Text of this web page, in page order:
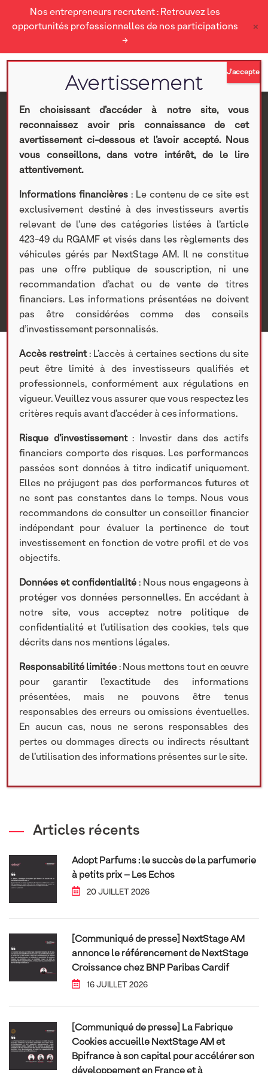
Nos entrepreneurs recrutent : Retrouvez les
opportunités professionnelles de nos participations
→
×
O2i : Retour de la
croissance sur toutes
les activités au Q4 2020
Nextstage AM> Actualités Nextstage AM >Nos
participations
> Investissements cotés>
> O2i :
Retour de la croissance sur toutes les activités au Q4
2020
17 FÉVRIER 2021
Prologue
TÉLÉCHARGER LE DOCUMENT
Partager cet article
Rechercher
Search
Catégories
Communiqué de presse
Recrutement
Nos participations
Articles récents
Adopt Parfums : le succès de la parfumerie
à petits prix – Les Echos
20 JUILLET 2026
[Communiqué de presse] NextStage AM
annonce le référencement de NextStage
Croissance chez BNP Paribas Cardif
16 JUILLET 2026
[Communiqué de presse] La Fabrique
Cookies accueille NextStage AM et
Bpifrance à son capital pour accélérer son
développement en France et à
En choisissant d’accéder à notre site, vous
reconnaissez avoir pris connaissance de cet
avertissement ci-dessous et l’avoir accepté. Nous
vous conseillons, dans votre intérêt, de le lire
attentivement.
Informations financières : Le contenu de ce site est
exclusivement destiné à des investisseurs avertis
relevant de l’une des catégories listées à l’article
423-49 du RGAMF et visés dans les règlements des
véhicules gérés par NextStage AM. Il ne constitue
pas une offre publique de souscription, ni une
recommandation d’achat ou de vente de titres
financiers. Les informations présentées ne doivent
pas être considérées comme des conseils
d’investissement personnalisés.
Accès restreint: L’accès à certaines sections du site
peut être limité à des investisseurs qualifiés et
professionnels, conformément aux régulations en
vigueur. Veuillez vous assurer que vous respectez les
critères requis avant d’accéder à ces informations.
Risque d’investissement: Investir dans des actifs
financiers comporte des risques. Les performances
passées sont données à titre indicatif uniquement.
Elles ne préjugent pas des performances futures et
ne sont pas constantes dans le temps. Nous vous
recommandons de consulter un conseiller financier
indépendant pour évaluer la pertinence de tout
investissement en fonction de votre profil et de vos
objectifs.
Données et confidentialité : Nous nous engageons à
protéger vos données personnelles. En accédant à
notre site, vous acceptez notre politique de
confidentialité et l’utilisation des cookies, tels que
décrits dans nos mentions légales.
Responsabilité limitée : Nous mettons tout en œuvre
pour garantir l’exactitude des informations
présentées, mais ne pouvons être tenus
responsables des erreurs ou omissions éventuelles.
En aucun cas, nous ne serons responsables des
pertes ou dommages directs ou indirects résultant
de l’utilisation des informations présentes sur le site.